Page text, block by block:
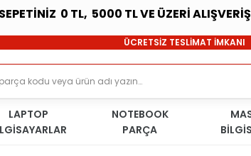
0 TL, 5000 TL VE ÜZERİ
ÜCRETSİZ TESLİMAT İMKANI
ÜCRETSİZ TESLİMAT İMKANI
KOŞULSUZ İADE HAKKI
SÜRDÜRÜLEBİLİR ÜRÜNLER
LAPTOP
NOTEBOOK
PARÇA